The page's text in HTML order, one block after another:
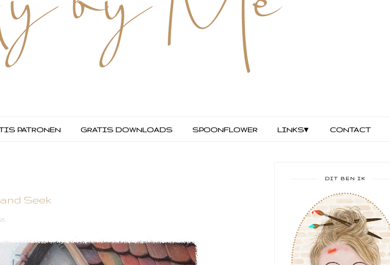
PATRONEN GRATIS DOWNLOADS SPOONFLOWER LINKS▾ CONTACT
Seek
DIT BEN IK